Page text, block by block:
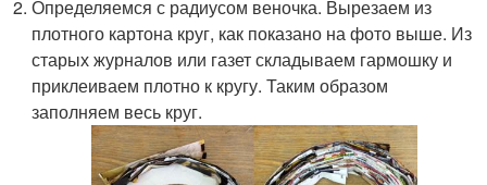
Определяемся с радиусом веночка. Вырезаем из
плотного картона круг, как показано на фото выше. Из
старых журналов или газет складываем гармошку и
приклеиваем плотно к кругу. Таким образом
заполняем весь круг.